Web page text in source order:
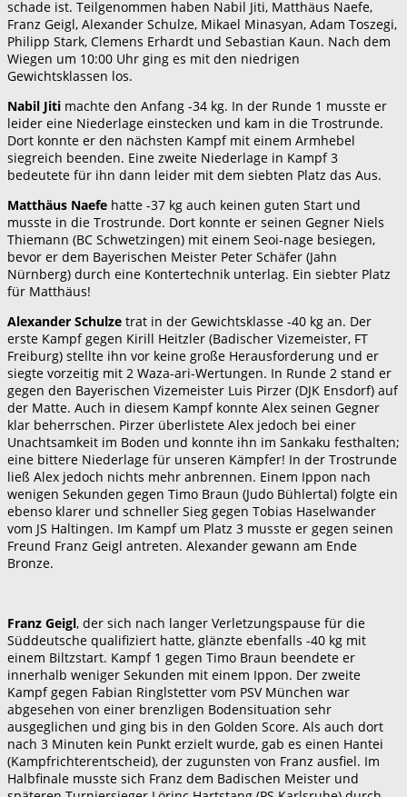
schade ist. Teilgenommen haben Nabil Jiti, Matthäus Naefe,
Franz Geigl, Alexander Schulze, Mikael Minasyan, Adam Toszegi,
Philipp Stark, Clemens Erhardt und Sebastian Kaun. Nach dem
Wiegen um 10:00 Uhr ging es mit den niedrigen
Gewichtsklassen los.
Nabil Jiti machte den Anfang -34 kg. In der Runde 1 musste er
leider eine Niederlage einstecken und kam in die Trostrunde.
Dort konnte er den nächsten Kampf mit einem Armhebel
siegreich beenden. Eine zweite Niederlage in Kampf 3
bedeutete für ihn dann leider mit dem siebten Platz das Aus.
Matthäus Naefe hatte -37 kg auch keinen guten Start und
musste in die Trostrunde. Dort konnte er seinen Gegner Niels
Thiemann (BC Schwetzingen) mit einem Seoi-nage besiegen,
bevor er dem Bayerischen Meister Peter Schäfer (Jahn
Nürnberg) durch eine Kontertechnik unterlag. Ein siebter Platz
für Matthäus!
Alexander Schulze trat in der Gewichtsklasse -40 kg an. Der
erste Kampf gegen Kirill Heitzler (Badischer Vizemeister, FT
Freiburg) stellte ihn vor keine große Herausforderung und er
siegte vorzeitig mit 2 Waza-ari-Wertungen. In Runde 2 stand er
gegen den Bayerischen Vizemeister Luis Pirzer (DJK Ensdorf) auf
der Matte. Auch in diesem Kampf konnte Alex seinen Gegner
klar beherrschen. Pirzer überlistete Alex jedoch bei einer
Unachtsamkeit im Boden und konnte ihn im Sankaku festhalten;
eine bittere Niederlage für unseren Kämpfer! In der Trostrunde
ließ Alex jedoch nichts mehr anbrennen. Einem Ippon nach
wenigen Sekunden gegen Timo Braun (Judo Bühlertal) folgte ein
ebenso klarer und schneller Sieg gegen Tobias Haselwander
vom JS Haltingen. Im Kampf um Platz 3 musste er gegen seinen
Freund Franz Geigl antreten. Alexander gewann am Ende
Bronze.
Franz Geigl, der sich nach langer Verletzungspause für die
Süddeutsche qualifiziert hatte, glänzte ebenfalls -40 kg mit
einem Biltzstart. Kampf 1 gegen Timo Braun beendete er
innerhalb weniger Sekunden mit einem Ippon. Der zweite
Kampf gegen Fabian Ringlstetter vom PSV München war
abgesehen von einer brenzligen Bodensituation sehr
ausgeglichen und ging bis in den Golden Score. Als auch dort
nach 3 Minuten kein Punkt erzielt wurde, gab es einen Hantei
(Kampfrichterentscheid), der zugunsten von Franz ausfiel. Im
Halbfinale musste sich Franz dem Badischen Meister und